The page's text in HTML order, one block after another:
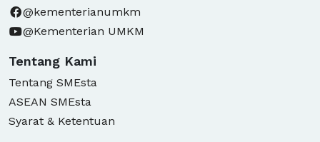
@kementerianumkm
@Kementerian UMKM
Tentang Kami
Tentang SMEsta
ASEAN SMEsta
Syarat & Ketentuan